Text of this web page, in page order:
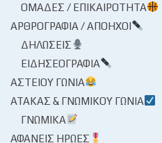
ΟΜΆΔΕΣ / ΕΠΙΚΑΙΡΌΤΗΤΑ
ΑΡΘΡΟΓΡΑΦΊΑ / ΑΠΌΗΧΟΙ
ΔΗΛΏΣΕΙΣ
ΕΙΔΗΣΕΟΓΡΑΦΊΑ
ΑΣΤΕΊΟΥ ΓΩΝΊΑ
ΑΤΆΚΑΣ & ΓΝΩΜΙΚΟΎ ΓΩΝΊΑ
ΓΝΩΜΙΚΆ
ΑΦΑΝΕΊΣ ΉΡΩΕΣ